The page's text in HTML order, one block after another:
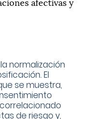
normalización
El
se muestra,
de riesgo y,